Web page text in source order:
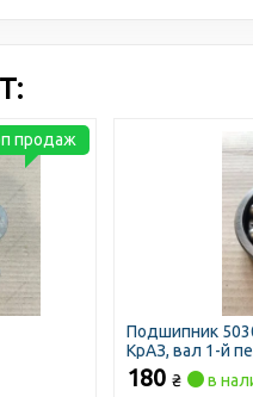
продаж
Подшипник
КрАЗ, вал 1-й
<ДК>
180 ₴
в